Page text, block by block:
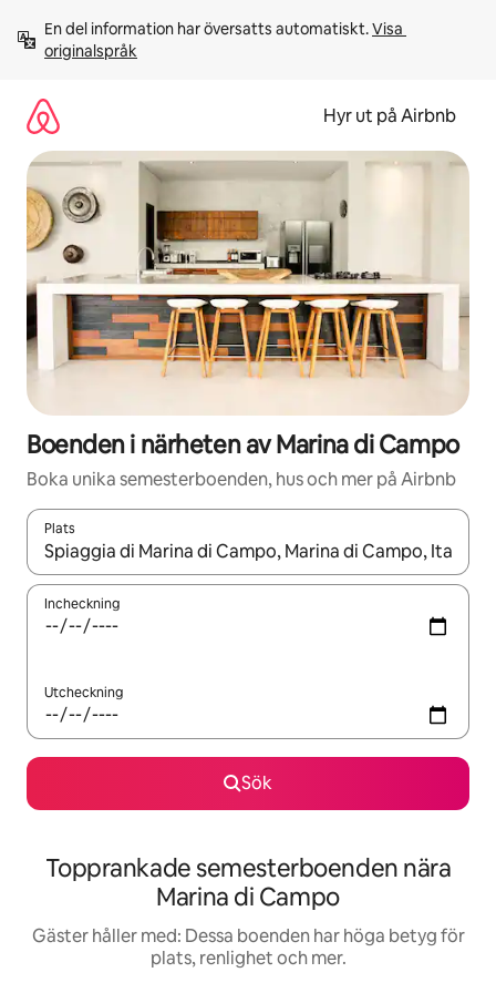
innehåll
En del information har översatts automatiskt. Visa
originalspråk
Hyr ut på Airbnb
Boenden i närheten av Marina di Campo
Boka unika semesterboenden, hus och mer på Airbnb
Plats
När resultaten är tillgängliga kan du navigera med upp- och
Incheckning
Utcheckning
Sök
Topprankade semesterboenden nära
Marina di Campo
Gäster håller med: Dessa boenden har höga betyg för
plats, renlighet och mer.